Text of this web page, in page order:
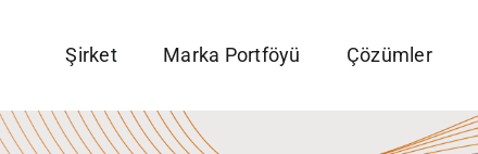
Şirket Marka Portföyü Çözümler